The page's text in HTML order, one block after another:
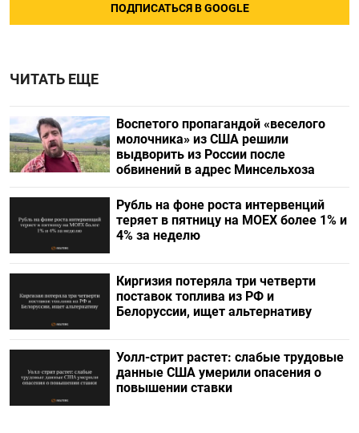
ПОДПИСАТЬСЯ В GOOGLE
ЧИТАТЬ ЕЩЕ
Воспетого пропагандой «веселого
молочника» из США решили
выдворить из России после
обвинений в адрес Минсельхоза
Рубль на фоне роста интервенций
теряет в пятницу на МОЕХ более 1% и
4% за неделю
Киргизия потеряла три четверти
поставок топлива из РФ и
Белоруссии, ищет альтернативу
Уолл-стрит растет: слабые трудовые
данные США умерили опасения о
повышении ставки